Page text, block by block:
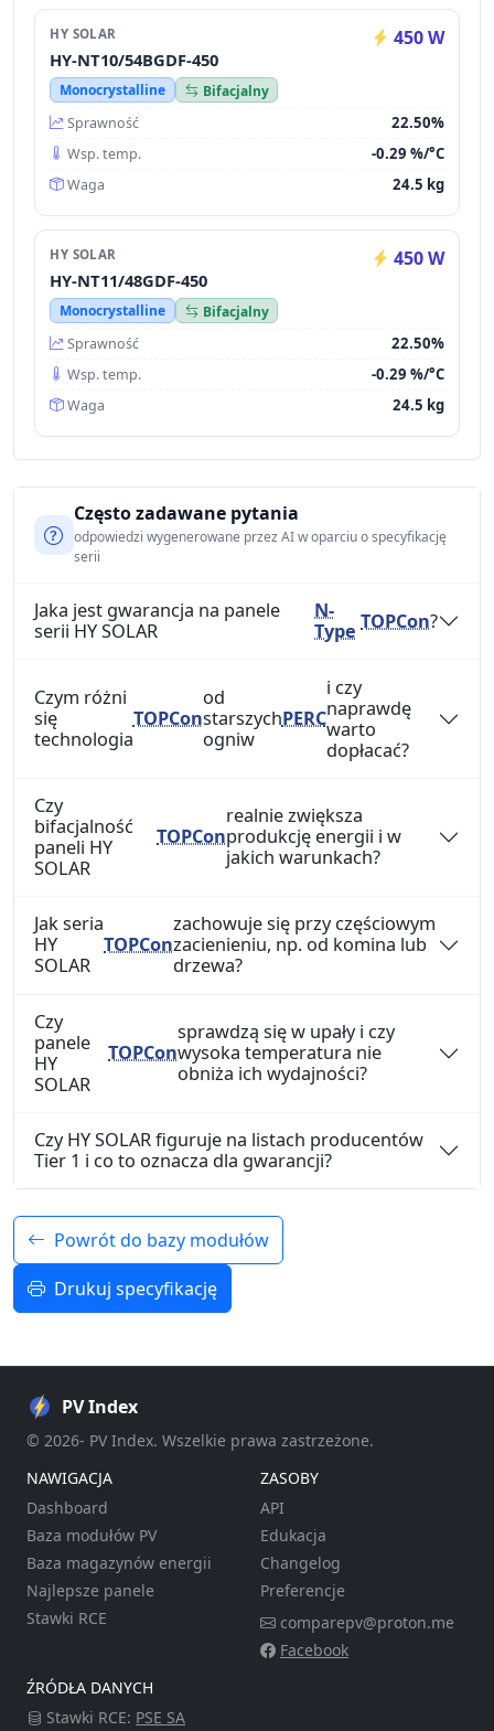
HY SOLAR 450 W
HY-NT10/54BGDF-450
Monocrystalline
Bifacjalny
Sprawność
22.50%
Wsp. temp. -0.29 %/°C
Waga 24.5 kg
HY SOLAR 450 W
HY-NT11/48GDF-450
Monocrystalline
Bifacjalny
Sprawność
22.50%
Wsp. temp. -0.29 %/°C
Waga 24.5 kg
Często zadawane pytania
odpowiedzi wygenerowane przez AI w oparciu o specyfikację
serii
Jaka jest gwarancja na panele
serii HY SOLAR
N-
Type TOPCon?
Czym różni
się
technologia
TOPCon
od
starszych
ogniw
PERC
i czy
naprawdę
warto
dopłacać?
Czy
bifacjalność
paneli HY
SOLAR
TOPCon
realnie zwiększa
produkcję energii i w
jakich warunkach?
Jak seria
HY
SOLAR
TOPCon
zachowuje się przy częściowym
zacienieniu, np. od komina lub
drzewa?
Czy
panele
HY
SOLAR
TOPCon
sprawdzą się w upały i czy
wysoka temperatura nie
obniża ich wydajności?
Czy HY SOLAR figuruje na listach producentów
Tier 1 i co to oznacza dla gwarancji?
Powrót do bazy modułów
Drukuj specyfikację
PV Index
© 2026- PV Index. Wszelkie prawa zastrzeżone.
NAWIGACJA
Dashboard
Baza modułów PV
Baza magazynów energii
Najlepsze panele
Stawki RCE
ZASOBY
API
Edukacja
Changelog
Preferencje
comparepv@proton.me
Facebook
ŹRÓDŁA DANYCH
Stawki RCE: PSE SA